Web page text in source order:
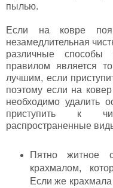
пылью.
Если на ковре
незамедлительная
различные
правилом является
лучшим, если
поэтому если на
необходимо удалить
приступить к
распространенные
Пятно житное
крахмалом,
Если же